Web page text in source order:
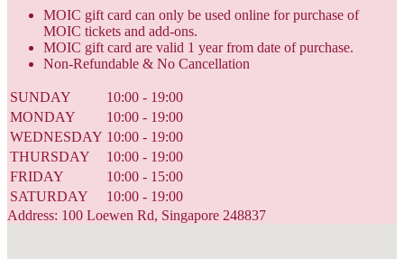
MOIC gift card can only be used online for purchase of
MOIC tickets and add-ons.
MOIC gift card are valid 1 year from date of purchase.
Non-Refundable & No Cancellation
SUNDAY
10:00 - 19:00
MONDAY
10:00 - 19:00
WEDNESDAY 10:00 - 19:00
THURSDAY
10:00 - 19:00
FRIDAY
10:00 - 15:00
SATURDAY
10:00 - 19:00
Address: 100 Loewen Rd, Singapore 248837